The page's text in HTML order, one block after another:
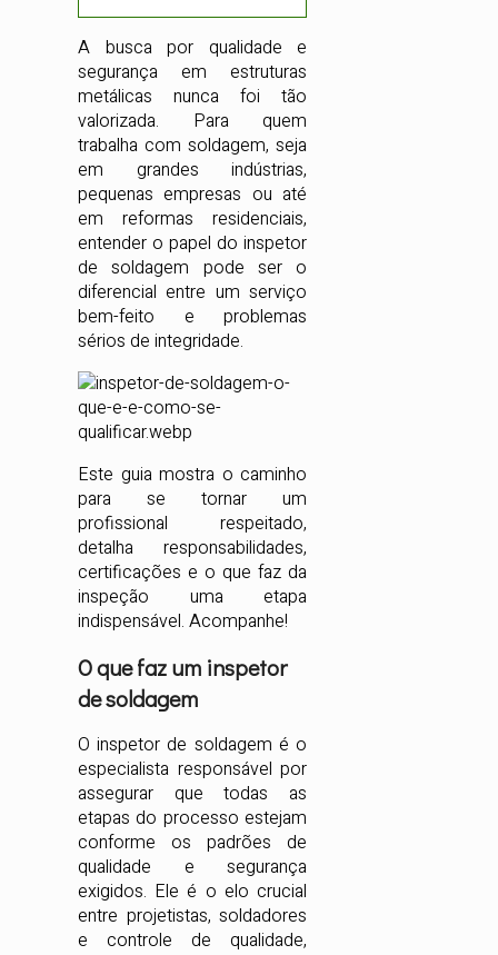
A busca por qualidade e
segurança em estruturas
metálicas nunca foi tão
valorizada. Para quem
trabalha com soldagem, seja
em grandes indústrias,
pequenas empresas ou até
em reformas residenciais,
entender o papel do inspetor
de soldagem pode ser o
diferencial entre um serviço
bem-feito e problemas
sérios de integridade.
Este guia mostra o caminho
para se tornar um
profissional respeitado,
detalha responsabilidades,
certificações e o que faz da
inspeção uma etapa
indispensável. Acompanhe!
O que faz um inspetor
de soldagem
O inspetor de soldagem é o
especialista responsável por
assegurar que todas as
etapas do processo estejam
conforme os padrões de
qualidade e segurança
exigidos. Ele é o elo crucial
entre projetistas, soldadores
e controle de qualidade,